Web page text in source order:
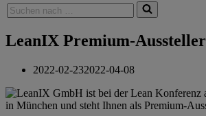
Suchen
nach …
LeanIX Premium-Aussteller
2022-02-232022-04-08